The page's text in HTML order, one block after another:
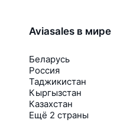
Aviasales в мире
Беларусь
Россия
Таджикистан
Кыргызстан
Казахстан
Ещё 2 страны